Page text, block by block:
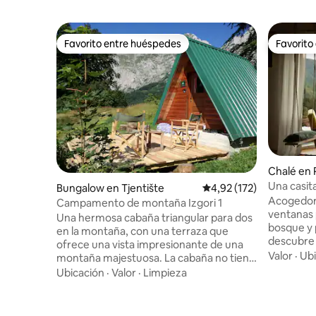
Favorito entre huéspedes
Favorito entre huéspedes
Bungalow en Tjentište Calificación promedio:
4,92 (172)
Campamento de montaña Izgori 1
Una hermosa cabaña triangular para dos
en la montaña, con una terraza que
ofrece una vista impresionante de una
montaña majestuosa. La cabaña no tiene
electricidad, pero sí cuenta con
Ubicación · Valor · Limpieza
Chalé en
Una
ventanas
bosque y
Cottage
Valor ·